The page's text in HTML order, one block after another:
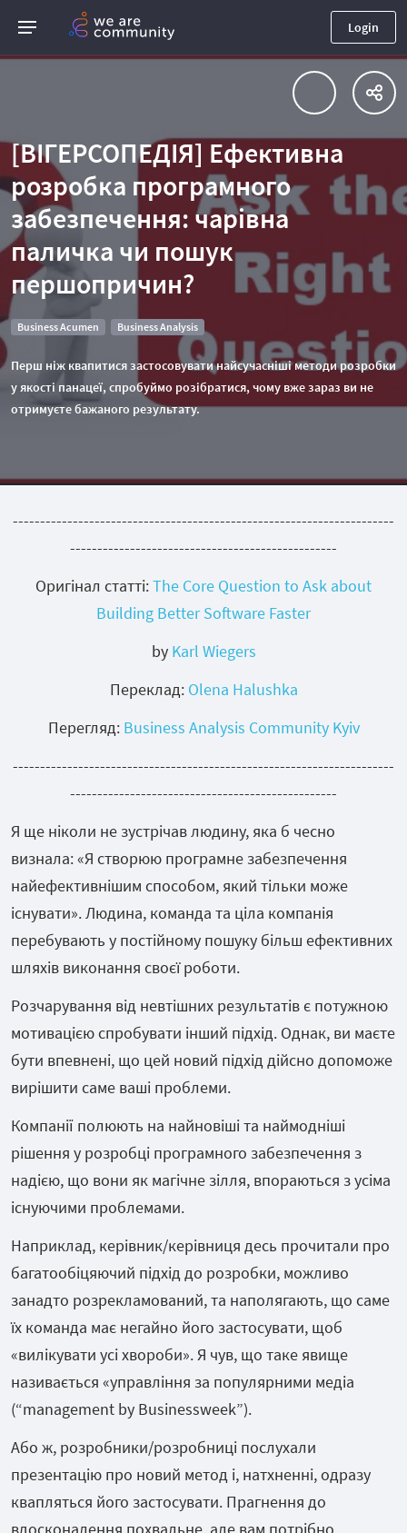
Login
[ВІГЕРСОПЕДІЯ] Ефективна
розробка програмного
забезпечення: чарівна
паличка чи пошук
першопричин?
Business Acumen Business Analysis
Перш ніж квапитися застосовувати найсучасніші методи розробки
у якості панацеї, спробуймо розібратися, чому вже зараз ви не
отримуєте бажаного результату.
----------------------------------------------------------------------
-------------------------------------------------
Оригінал статті:The Core Question to Ask about
Building Better Software Faster
by Karl Wiegers
Переклад: Olena Halushka
Перегляд: Business Analysis Community Kyiv
----------------------------------------------------------------------
-------------------------------------------------
Я ще ніколи не зустрічав людину, яка б чесно
визнала: «Я створюю програмне забезпечення
найефективнішим способом, який тільки може
існувати». Людина, команда та ціла компанія
перебувають у постійному пошуку більш ефективних
шляхів виконання своєї роботи.
Розчарування від невтішних результатів є потужною
мотивацією спробувати інший підхід. Однак, ви маєте
бути впевнені, що цей новий підхід дійсно допоможе
вирішити саме ваші проблеми.
Компанії полюють на найновіші та наймодніші
рішення у розробці програмного забезпечення з
надією, що вони як магічне зілля, впораються з усіма
існуючими проблемами.
Наприклад, керівник/керівниця десь прочитали про
багатообіцяючий підхід до розробки, можливо
занадто розрекламований, та наполягають, що саме
їх команда має негайно його застосувати, щоб
«вилікувати усі хвороби». Я чув, що таке явище
називається «управління за популярними медіа
(“management by Businessweek”).
Або ж, розробники/розробниці послухали
презентацію про новий метод і, натхненні, одразу
квапляться його застосувати. Прагнення до